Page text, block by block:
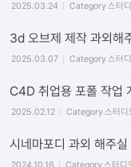
2025.03.24 Category스터
3d 오브제 제작 과외해
2025.03.07 Category스터
C4D 취업용 포폴 작업
2025.02.12 Category스터디
시네마포디 과외 해주